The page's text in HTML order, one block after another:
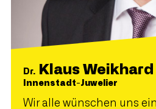
Dr. Klaus Weikhard
Innenstadt-Juwelier
Wir alle wünschen uns